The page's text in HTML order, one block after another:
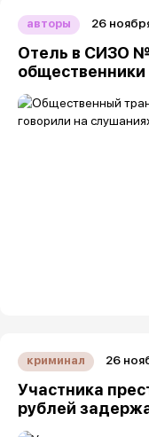
авторы 26
Отель в СИЗО
криминал 26
Участника
рублей